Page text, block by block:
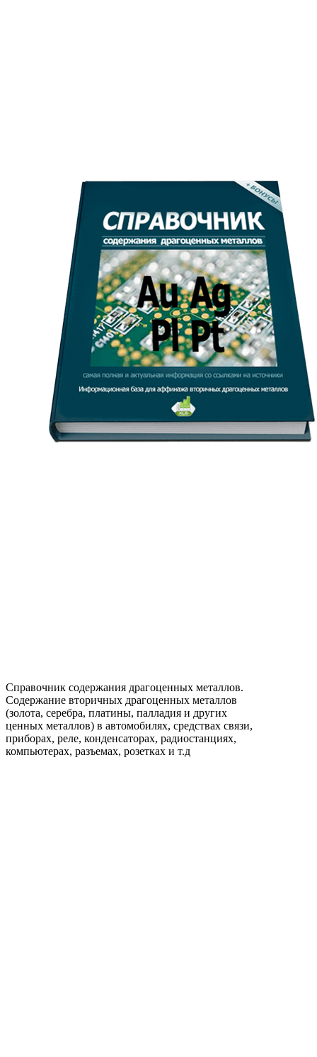
Справочник содержания драгоценных металлов.
Содержание вторичных драгоценных металлов
(золота, серебра, платины, палладия и других
ценных металлов) в автомобилях, средствах связи,
приборах, реле, конденсаторах, радиостанциях,
компьютерах, разъемах, розетках и т.д